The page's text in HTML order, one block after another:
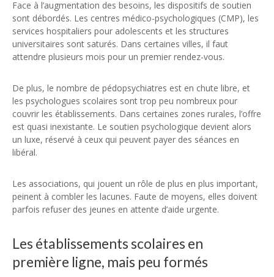
Face à l’augmentation des besoins, les dispositifs de soutien
sont débordés. Les centres médico-psychologiques (CMP), les
services hospitaliers pour adolescents et les structures
universitaires sont saturés. Dans certaines villes, il faut
attendre plusieurs mois pour un premier rendez-vous.
De plus, le nombre de pédopsychiatres est en chute libre, et
les psychologues scolaires sont trop peu nombreux pour
couvrir les établissements. Dans certaines zones rurales, l’offre
est quasi inexistante. Le soutien psychologique devient alors
un luxe, réservé à ceux qui peuvent payer des séances en
libéral.
Les associations, qui jouent un rôle de plus en plus important,
peinent à combler les lacunes. Faute de moyens, elles doivent
parfois refuser des jeunes en attente d’aide urgente.
Les établissements scolaires en
première ligne, mais peu formés